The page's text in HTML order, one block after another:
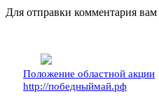
Для отправки комментария
Положение областной акции
http://победныймай.рф